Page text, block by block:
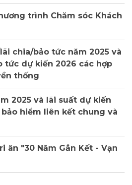
trình Chăm sóc Khách
chia/bảo tức năm 2025 và
tức dự kiến 2026 các hợp
thống
2025 và lãi suất dự kiến
hiểm liên kết chung và
ân "30 Năm Gắn Kết - Vạn